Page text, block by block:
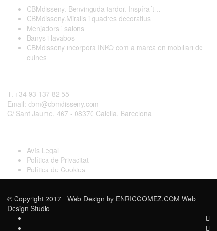
CBMdisseny. Benvinguda tardor. Inspíra´t…
CBMdisseny.Miralls i quadres decoratius
Menjadors i salons
Banys i lavabos
CBMdisseny incorpora INKO com a marca en mobiliari de
cuines
T. +34 93 137 82 55
Email: cbm@cbmdisseny.com
C/ Sant Jaume, 467 - 08370 Calella, Barcelona
Avís Legal
Política de Privacitat
Política de Cookies
© Copyright 2017 - Web Design by ENRICGOMEZ.COM Web
Design Studio